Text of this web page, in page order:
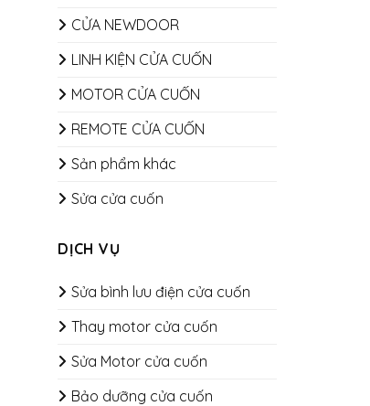
CỬA NEWDOOR
LINH KIỆN CỬA CUỐN
MOTOR CỬA CUỐN
REMOTE CỬA CUỐN
Sản phẩm khác
Sửa cửa cuốn
DỊCH VỤ
Sửa bình lưu điện cửa cuốn
Thay motor cửa cuốn
Sửa Motor cửa cuốn
Bảo dưỡng cửa cuốn